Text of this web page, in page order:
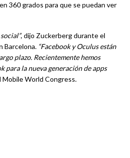
360 grados para que se puedan ver
, dijo Zuckerberg durante el
Barcelona. “Facebook y Oculus están
plazo. Recientemente hemos
para la nueva generación de apps
Mobile World Congress.